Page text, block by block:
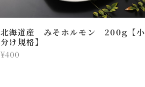
北海道産 みそホルモン 200g【小
分け規格】
¥400